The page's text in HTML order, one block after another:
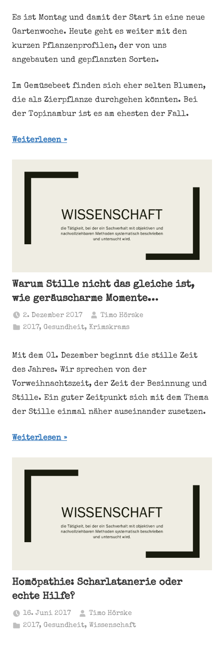
Es ist Montag und damit der Start in eine neue
Gartenwoche. Heute geht es weiter mit den
kurzen Pflanzenprofilen, der von uns
angebauten und gepflanzten Sorten.
Im Gemüsebeet finden sich eher selten Blumen,
die als Zierpflanze durchgehen könnten. Bei
der Topinambur ist es am ehesten der Fall.
Weiterlesen
Warum Stille nicht das gleiche ist,
wie geräuscharme Momente…
2. Dezember 2017
Timo Hörske
2017,Gesundheit, Krimskrams
Mit dem 01. Dezember beginnt die stille Zeit
des Jahres. Wir sprechen von der
Vorweihnachtszeit, der Zeit der Besinnung und
Stille. Ein guter Zeitpunkt sich mit dem Thema
der Stille einmal näher auseinander zusetzen.
Weiterlesen
Homöpathie: Scharlatanerie oder
echte Hilfe?
16. Juni 2017
Timo Hörske
2017,Gesundheit,Wissenschaft